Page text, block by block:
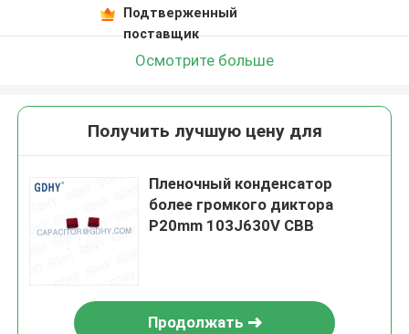
Подтверженный
поставщик
Осмотрите больше
Получить лучшую цену для
Пленочный конденсатор
более громкого диктора
P20mm 103J630V CBB
Продолжать